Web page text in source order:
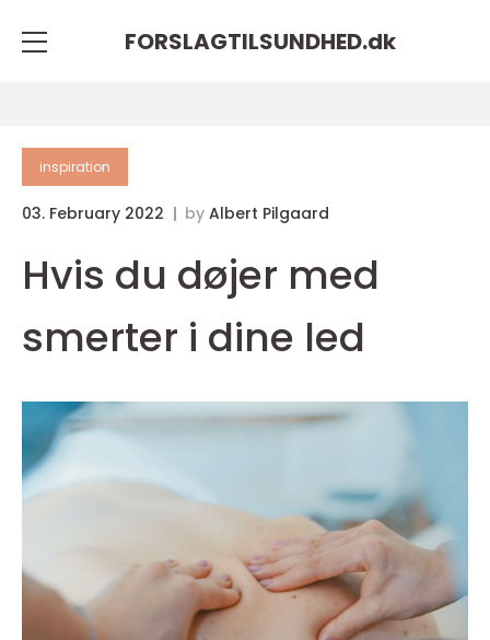
FORSLAGTILSUNDHED.dk
inspiration
03. February 2022 by Albert Pilgaard
Hvis du døjer med
smerter i dine led